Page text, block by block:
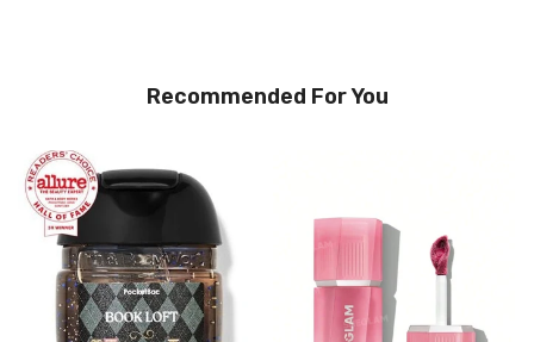
Recommended For You